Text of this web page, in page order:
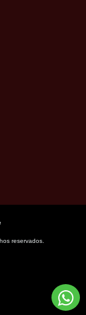
reservados.